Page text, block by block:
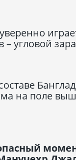
угловой
на поле